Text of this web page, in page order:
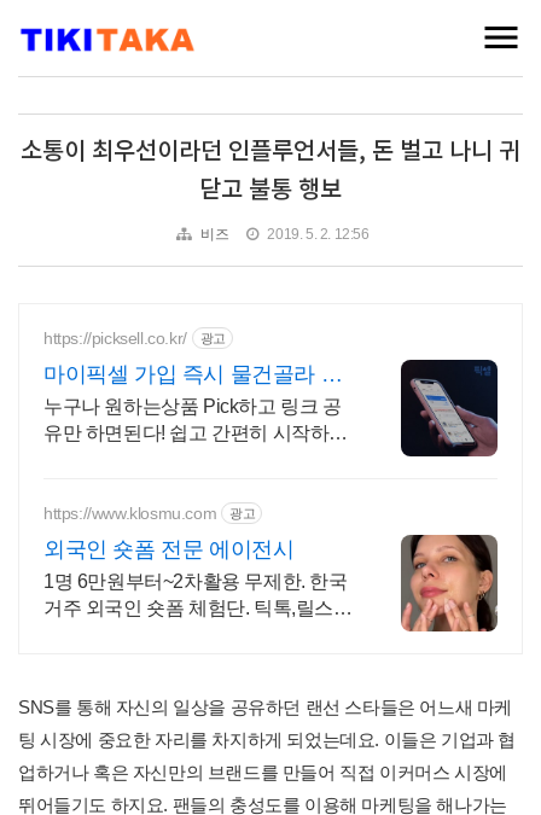
소통이 최우선이라던 인플루언서들, 돈 벌고 나니 귀
닫고 불통 행보
비즈 2019. 5. 2. 12:56
https://picksell.co.kr/ 광고
마이픽셀 가입 즉시 물건골라 판
매시작
누구나 원하는상품 Pick하고 링크 공
유만 하면된다! 쉽고 간편히 시작하세
세요!
https://www.klosmu.com 광고
외국인 숏폼 전문 에이전시
1명 6만원부터~2차활용 무제한. 한국
거주 외국인 숏폼 체험단. 틱톡,릴스,
SNS를 통해 자신의 일상을 공유하던 랜선 스타들은 어느새 마케
팅 시장에 중요한 자리를 차지하게 되었는데요. 이들은 기업과 협
업하거나 혹은 자신만의 브랜드를 만들어 직접 이커머스 시장에
뛰어들기도 하지요. 팬들의 충성도를 이용해 마케팅을 해나가는